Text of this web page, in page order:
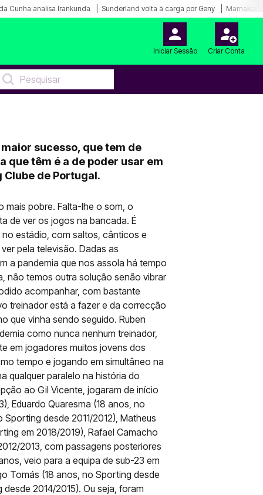
Cunha analisa Irankunda Sunderland volta à carga por Geny
Iniciar Sessão Criar Conta
sucesso, que tem de
que têm é a de poder usar em
de Portugal.
mais pobre. Falta-lhe o som, o
de ver os jogos na bancada. É
estádio, com saltos, cânticos e
pela televisão. Dadas as
a pandemia que nos assola há tempo
não temos outra solução senão vibrar
acompanhar, com bastante
treinador está a fazer e da correcção
que vinha sendo seguido. Ruben
como nunca nenhum treinador,
em jogadores muitos jovens dos
tempo e jogando em simultâneo na
qualquer paralelo na história do
ao Gil Vicente, jogaram de início
Eduardo Quaresma (18 anos, no
desde 2011/2012), Matheus
em 2018/2019), Rafael Camacho
2013, com passagens posteriores
veio para a equipa de sub-23 em
Tomás (18 anos, no Sporting desde
2014/2015). Ou seja, foram